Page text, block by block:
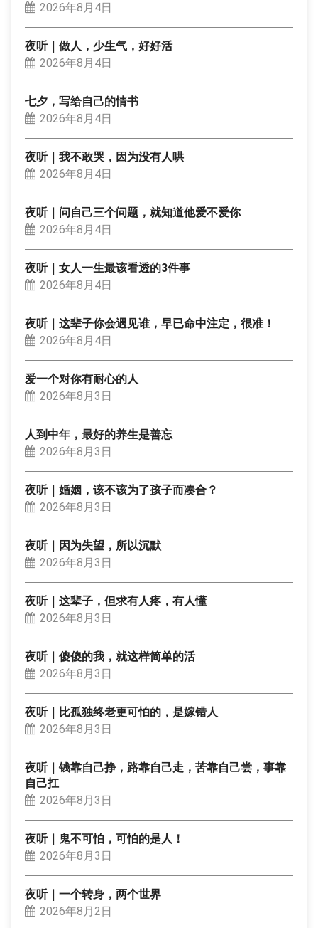
2026年8月4日
夜听｜做人，少生气，好好活
2026年8月4日
七夕，写给自己的情书
2026年8月4日
夜听｜我不敢哭，因为没有人哄
2026年8月4日
夜听｜问自己三个问题，就知道他爱不爱你
2026年8月4日
夜听｜女人一生最该看透的3件事
2026年8月4日
夜听｜这辈子你会遇见谁，早已命中注定，很准！
2026年8月4日
爱一个对你有耐心的人
2026年8月3日
人到中年，最好的养生是善忘
2026年8月3日
夜听｜婚姻，该不该为了孩子而凑合？
2026年8月3日
夜听｜因为失望，所以沉默
2026年8月3日
夜听｜这辈子，但求有人疼，有人懂
2026年8月3日
夜听｜傻傻的我，就这样简单的活
2026年8月3日
夜听｜比孤独终老更可怕的，是嫁错人
2026年8月3日
夜听｜钱靠自己挣，路靠自己走，苦靠自己尝，事靠
自己扛
2026年8月3日
夜听｜鬼不可怕，可怕的是人！
2026年8月3日
夜听｜一个转身，两个世界
2026年8月2日